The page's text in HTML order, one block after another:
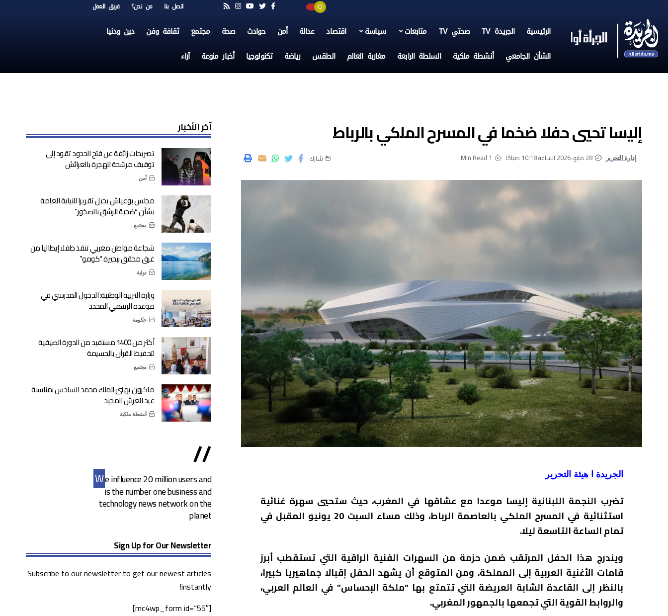
اتصل بنا من نحن؟ فريق العمل
الرئيسية الجريدة TV صحتي TV متابعات سياسة اقتصاد عدالة أمن حوادث صحة مجتمع ثقافة وفن دين ودنيا
الشأن الجامعي أنشطة ملكية السلطة الرابعة مغاربة العالم الطقس رياضة تكنولوجيا أخبار منوعة آراء
إليسا تحيي حفلا ضخما في المسرح الملكي بالرباط
إدارة التحرير 28 مايو، 2026 الساعة 10:18 صباحًا 1 Min Read شارك
الجريدة ا هيئة التحرير
تضرب النجمة اللبنانية إليسا موعدا مع عشاقها في المغرب، حيث ستحيي سهرة غنائية
استثنائية في المسرح الملكي بالعاصمة الرباط، وذلك مساء السبت 20 يونيو المقبل في
تمام الساعة التاسعة ليلا.
ويندرج هذا الحفل المرتقب ضمن حزمة من السهرات الفنية الراقية التي تستقطب أبرز
قامات الأغنية العربية إلى المملكة. ومن المتوقع أن يشهد الحفل إقبالا جماهيريا كبيرا،
بالنظر إلى القاعدة الشابة العريضة التي تتمتع بها “ملكة الإحساس” في العالم العربي،
والروابط القوية التي تجمعها بالجمهور المغربي.
آخر الأخبار
تصريحات زائفة عن فتح الحدود تقود إلى
توقيف مرشحة للهجرة بالعرائش
أمن
مجلس بوعياش يحيل تقريرا للنيابة العامة
بشأن “ضحية الرشق بالصخور”
مجتمع
شجاعة مواطن مغربي تنقذ طفلا إيطاليا من
غرق محقق ببحيرة “كومو”
دولية
وزارة التربية الوطنية: الدخول المدرسي في
موعده الرسمي المحدد
حكومة
أكثر من 1400 مستفيد من الدورة الصيفية
لتحفيظ القرآن بالحسيمة
مجتمع
ماكرون يهنئ الملك محمد السادس بمناسبة
عيد العرش المجيد
أنشطة ملكية
//
We influence 20 million users and
is the number one business and
technology news network on the
planet
Sign Up for Our Newsletter
Subscribe to our newsletter to get our newest articles
instantly!
[mc4wp_form id=”55″]